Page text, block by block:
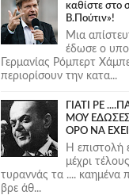
καθίστε στο
Β.Πούτιν»!
Μια
έδωσε ο
Γερμανίας Ρόμπερτ
περιορίσουν την κατα...
ΓΙΑΤΙ ΡΕ
ΜΟΥ ΕΔΩΣΕΣ
ΟΡΟ ΝΑ
Η επιστολή
μέχρι
τυραννάς τα .... καημένα
βρε άθ...